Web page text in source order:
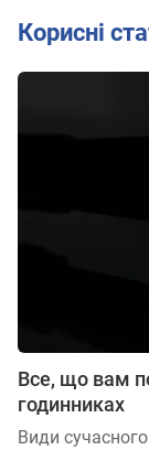
Корисні
Все, що вам
годинниках
Види